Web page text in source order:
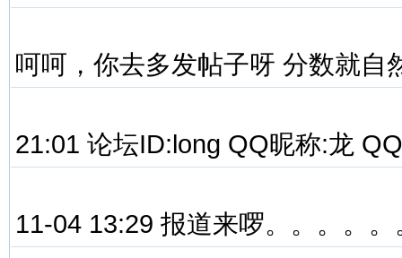
呵呵，你去多发帖子呀 分数就自
21:01 论坛ID:long QQ昵称:龙
11-04 13:29 报道来啰。。。。